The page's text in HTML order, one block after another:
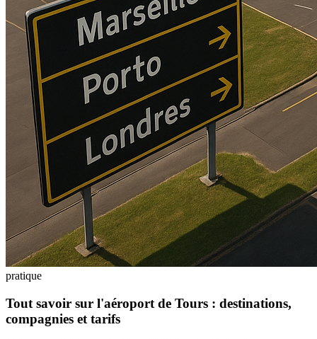
pratique
Tout savoir sur l'aéroport de Tours : destinations,
compagnies et tarifs